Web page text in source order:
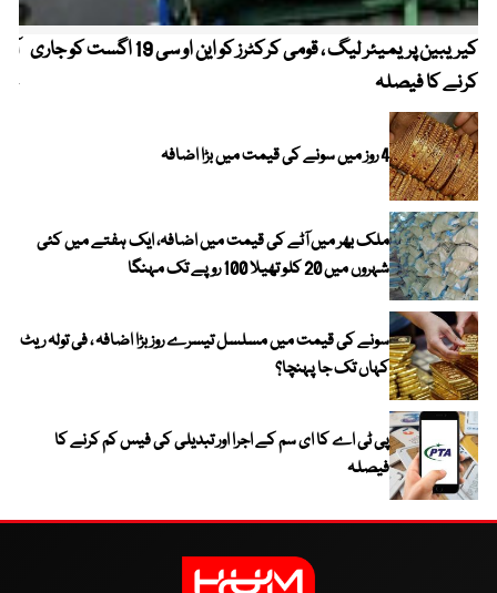
کیریبین پریمیئر لیگ ، قومی کرکٹرز کو این او سی 19 اگست کو جاری
کرنے کا فیصلہ
4 روز میں سونے کی قیمت میں بڑا اضافہ
ملک بھر میں آٹے کی قیمت میں اضافہ، ایک ہفتے میں کئی
شہروں میں 20 کلو تھیلا 100 روپے تک مہنگا
سونے کی قیمت میں مسلسل تیسرے روز بڑا اضافہ ، فی تولہ ریٹ
کہاں تک جا پہنچا؟
پی ٹی اے کا ای سم کے اجرا اور تبدیلی کی فیس کم کرنے کا
فیصلہ